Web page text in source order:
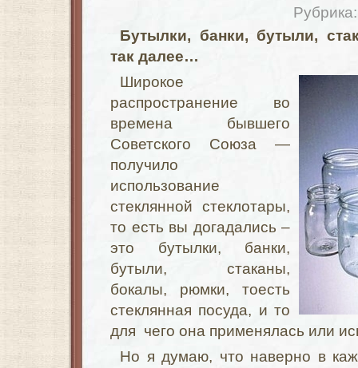
Бутылки, банки, бутыли,
так далее…
Широкое
распространение во
времена бывшего
Советского Союза —
получило
использование
стеклянной стеклотары,
то есть вы догадались –
это бутылки, банки,
бутыли, стаканы,
бокалы, рюмки, тоесть
стеклянная посуда, и то
для чего она применялась или
Но я думаю, что наверно в